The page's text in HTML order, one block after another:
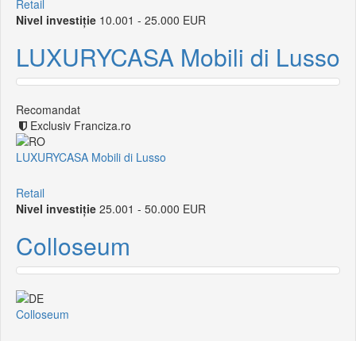
Retail
Nivel investiție 10.001 - 25.000 EUR
LUXURYCASA Mobili di Lusso
Recomandat
Exclusiv Franciza.ro
LUXURYCASA Mobili di Lusso
Retail
Nivel investiție 25.001 - 50.000 EUR
Colloseum
Colloseum